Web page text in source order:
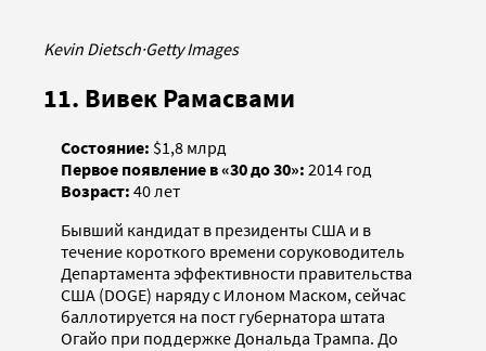
Kevin Dietsch·Getty Images
11. Вивек Рамасвами
Состояние: $1,8 млрд
Первое появление в «30 до 30»: 2014 год
Возраст: 40 лет
Бывший кандидат в президенты США и в
течение короткого времени соруководитель
Департамента эффективности правительства
США (DOGE) наряду с Илоном Маском, сейчас
баллотируется на пост губернатора штата
Огайо при поддержке Дональда Трампа. До